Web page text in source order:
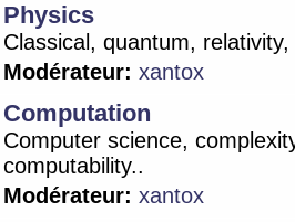
Physics
Classical, quantum,
Modérateur: xantox
Computation
Computer science,
computability..
Modérateur: xantox